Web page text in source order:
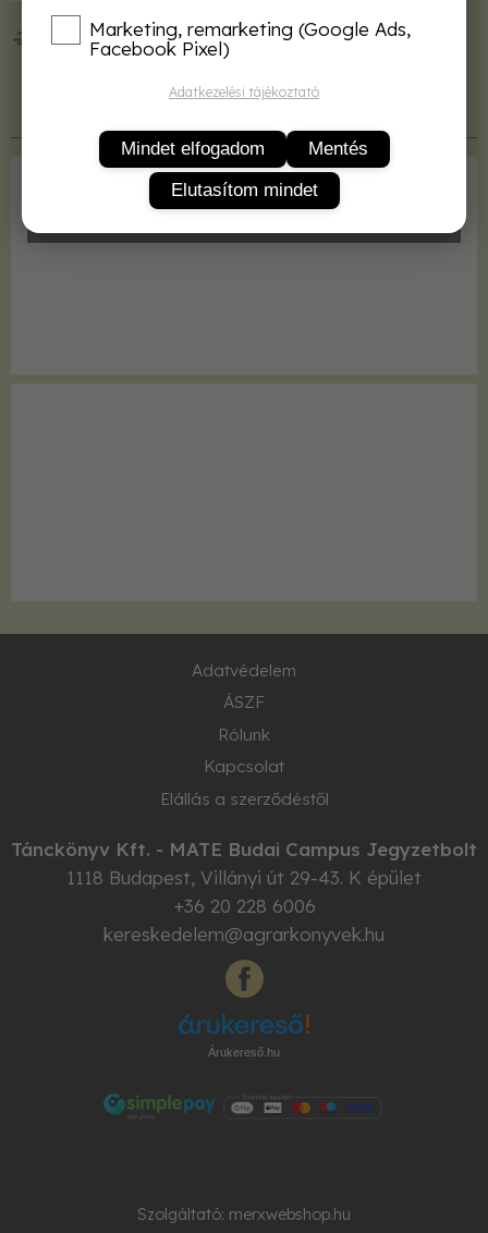
50 000 Ft felett ingyenes kiszállítás!
Mezőgazda Kiadó
Adatvédelem
ÁSZF
Rólunk
Kapcsolat
Elállás a szerződéstől
Tánckönyv Kft. - MATE Budai Campus Jegyzetbolt
1118 Budapest, Villányi út 29-43. K épület
+36 20 228 6006
kereskedelem@agrarkonyvek.hu
Árukereső.hu
Szolgáltató: merxwebshop.hu
Marketing, remarketing (Google Ads,
Facebook Pixel)
Adatkezelési tájékoztató
Mindet elfogadom
Mentés
Elutasítom mindet